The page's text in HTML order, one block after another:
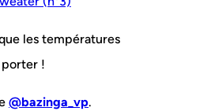
les températures
!
@bazinga_vp.